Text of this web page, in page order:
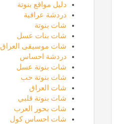
دليل مواقع بنوتة
دردشة عراقية
شات بنوتة
شات بنات عسل
شات موسيقى العراق
دردشة احساس
شات بنوتة عسل
شات بنوتة حب
شات العراق
شات بنوتة قلبي
شات بحور العرب
شات احساس كول